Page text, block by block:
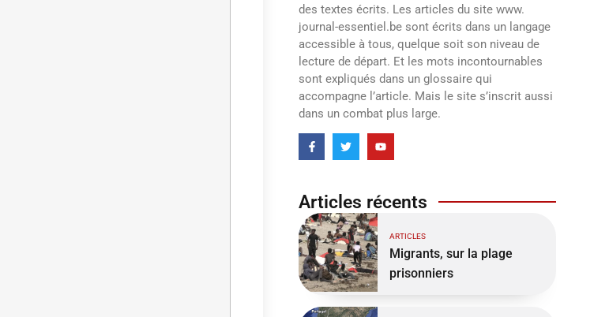
des textes écrits. Les articles du site www.
journal-essentiel.be sont écrits dans un langage
accessible à tous, quelque soit son niveau de
lecture de départ. Et les mots incontournables
sont expliqués dans un glossaire qui
accompagne l’article. Mais le site s’inscrit aussi
dans un combat plus large.
Articles récents
ARTICLES
Migrants, sur la plage
prisonniers